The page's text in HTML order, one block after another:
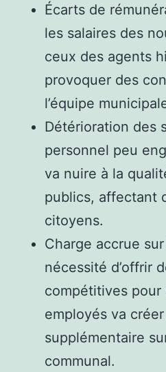
Écarts de
les salaires des
ceux des agents
provoquer des
l’équipe
Détérioration des
personnel peu
va nuire à la
publics, affectant
citoyens.
Charge accrue
nécessité d’offrir
compétitives
employés va
supplémentaire
communal.